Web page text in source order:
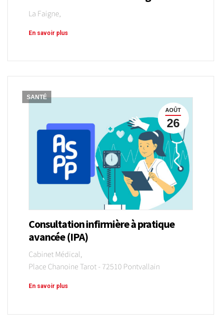
La Faigne,
En savoir plus
AOÛT
26
SANTÉ
Consultation infirmière à pratique
avancée (IPA)
Cabinet Médical,
Place Chanoine Tarot - 72510 Pontvallain
En savoir plus